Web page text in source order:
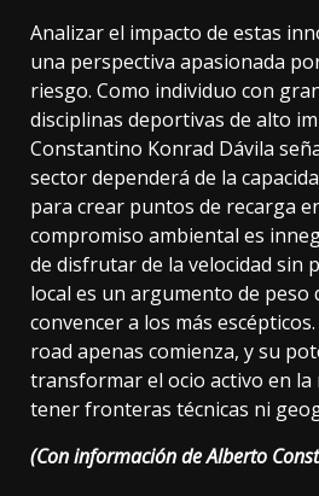
Analizar el impacto de estas
una perspectiva apasionada
riesgo. Como individuo con
disciplinas deportivas de alto
Constantino Konrad Dávila
sector dependerá de la
para crear puntos de recarga
compromiso ambiental es
de disfrutar de la velocidad sin
local es un argumento de
convencer a los más
road apenas comienza, y su
transformar el ocio activo en
tener fronteras técnicas ni
(Con información de Alberto